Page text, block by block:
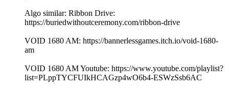
Algo similar: Ribbon Drive:
https://buriedwithoutceremony.com/ribbon-drive
VOID 1680 AM: https://bannerlessgames.itch.io/void-1680-
am
VOID 1680 AM Youtube: https://www.youtube.com/playlist?
list=PLppTYCFUIkHCAGzp4wO6b4-ESWzSsb6AC